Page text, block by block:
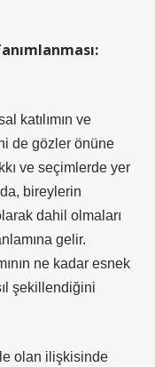
katılımın ve
de gözler önüne
ve seçimlerde yer
bireylerin
dahil olmaları
gelir.
ne kadar esnek
şekillendiğini
olan ilişkisinde